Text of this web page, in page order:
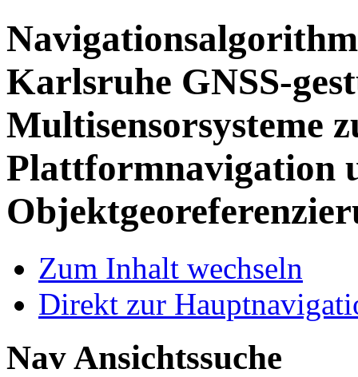
Karlsruhe GNSS-
Multisensorsysteme
Plattformnavigation
Zum Inhalt wechseln
Direkt zur
Nav Ansichtssuche